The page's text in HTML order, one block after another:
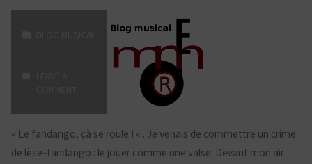
« Le fandango, çà se roule ! « . Je venais de commettre un crime
de lèse-fandango : le jouer comme une valse. Devant mon air